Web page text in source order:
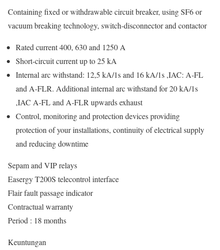
Containing fixed or withdrawable circuit breaker, using SF6 or
vacuum breaking technology, switch-disconnector and contactor
Rated current 400, 630 and 1250 A
Short-circuit current up to 25 kA
Internal arc withstand: 12,5 kA/1s and 16 kA/1s ,IAC: A-FL
and A-FLR. Additional internal arc withstand for 20 kA/1s
,IAC A-FL and A-FLR upwards exhaust
Control, monitoring and protection devices providing
protection of your installations, continuity of electrical supply
and reducing downtime
Sepam and VIP relays
Easergy T200S telecontrol interface
Flair fault passage indicator
Contractual warranty
Period : 18 months
Keuntungan